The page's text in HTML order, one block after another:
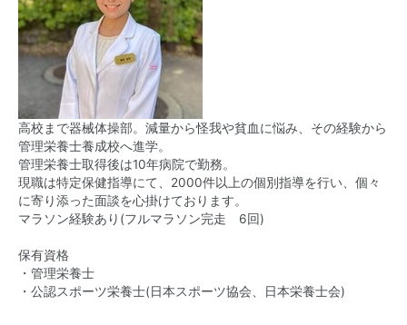
高校まで器械体操部。減量から怪我や貧血に悩み、その経験から
管理栄養士養成校へ進学。
管理栄養士取得後は10年病院で勤務。
現職は特定保健指導にて、2000件以上の個別指導を行い、個々
に寄り添った面談を心掛けております。
マラソン経験あり(フルマラソン完走 6回)
保有資格
・管理栄養士
・公認スポーツ栄養士(日本スポーツ協会、日本栄養士会)